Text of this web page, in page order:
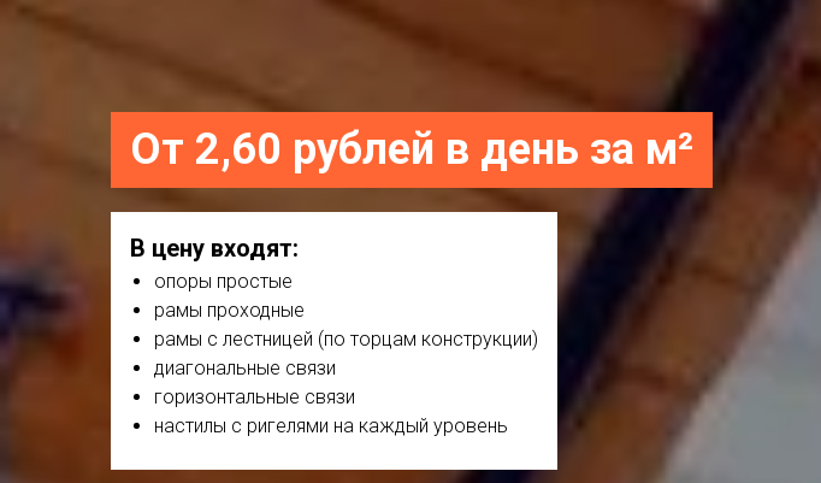
От 2,60 рублей в день за м²
В цену входят:
опоры простые
рамы проходные
рамы с лестницей (по торцам конструкции)
диагональные связи
горизонтальные связи
настилы с ригелями на каждый уровень